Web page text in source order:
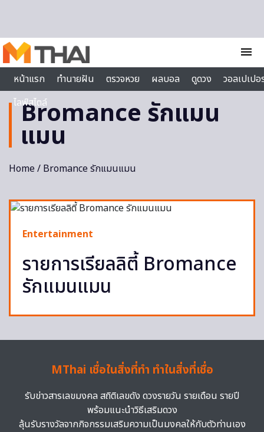
menu
หน้าแรก
ทำนายฝัน ตรวจหวย ผลบอล ดูดวง
วอลเปเป
ไลฟ์สไตล์
Bromance รักแมน
แมน
Home/ Bromance รักแมนแมน
Entertainment
รายการเรียลลิตี้ Bromance
รักแมนแมน
MThai เชื่อในสิ่งที่ทำ ทำในสิ่งที่เชื่อ
รับข่าวสารเลขมงคล สถิติเลขดัง ดวงรายวัน รายเดือน รายปี
พร้อมแนะนำวิธีเสริมดวง
ลุ้นรับรางวัลจากกิจกรรมเสริมความเป็นมงคลให้กับตัวท่านเอง